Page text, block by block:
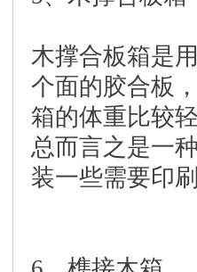
木撑合板箱是
个面的胶合板
箱的体重比较
总而言之是一
装一些需要印